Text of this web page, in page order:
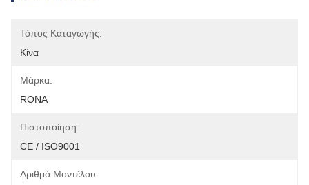
Τόπος Καταγωγής:
Κίνα
Μάρκα:
RONA
Πιστοποίηση:
CE / ISO9001
Αριθμό Μοντέλου: